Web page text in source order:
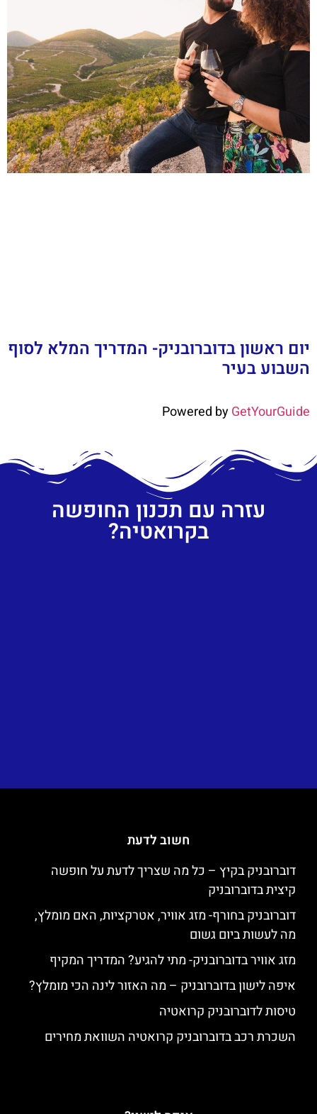
יום ראשון בדוברובניק- המדריך המלא לסוף
השבוע בעיר
Powered byGetYourGuide
עזרה עם תכנון החופשה
בקרואטיה?
חשוב לדעת
דוברובניק בקיץ – כל מה שצריך לדעת על חופשה
קיצית בדוברובניק
דוברובניק בחורף- מזג אוויר, אטרקציות, האם מומלץ,
מה לעשות ביום גשום
מזג אוויר בדוברובניק- מתי להגיע? המדריך המקיף
איפה לישון בדוברובניק – מה האזור לינה הכי מומלץ?
טיסות לדוברובניק קרואטיה
השכרת רכב בדוברובניק קרואטיה השוואת מחירים